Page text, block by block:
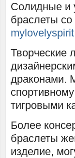
Солидные и
браслеты со
Творческие
драконами.
тигровыми
Более
браслеты
изделие,